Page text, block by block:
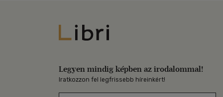
Libri
Legyen mindig képben az irodalommal!
Iratkozzon fel legfrissebb híreinkért!